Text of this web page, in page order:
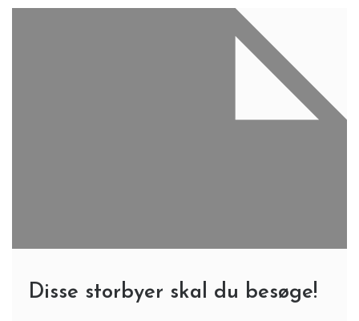
Disse storbyer skal du besøge!